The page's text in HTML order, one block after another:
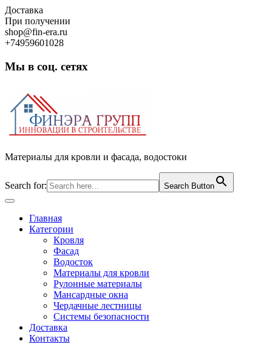
Skip
to
content
Доставка
При получении
shop@fin-era.ru
+74959601028
Мы в соц. сетях
Материалы для кровли и фасада, водостоки
Search for: Search Button
Open
ButtonГлавная
Категории
Кровля
Фасад
Водосток
Материалы для кровли
Рулонные материалы
Мансардные окна
Чердачные лестницы
Системы безопасности
Доставка
Контакты